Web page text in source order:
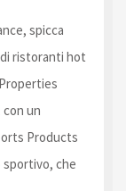
spicca
ristoranti hot
un
Products
sportivo, che